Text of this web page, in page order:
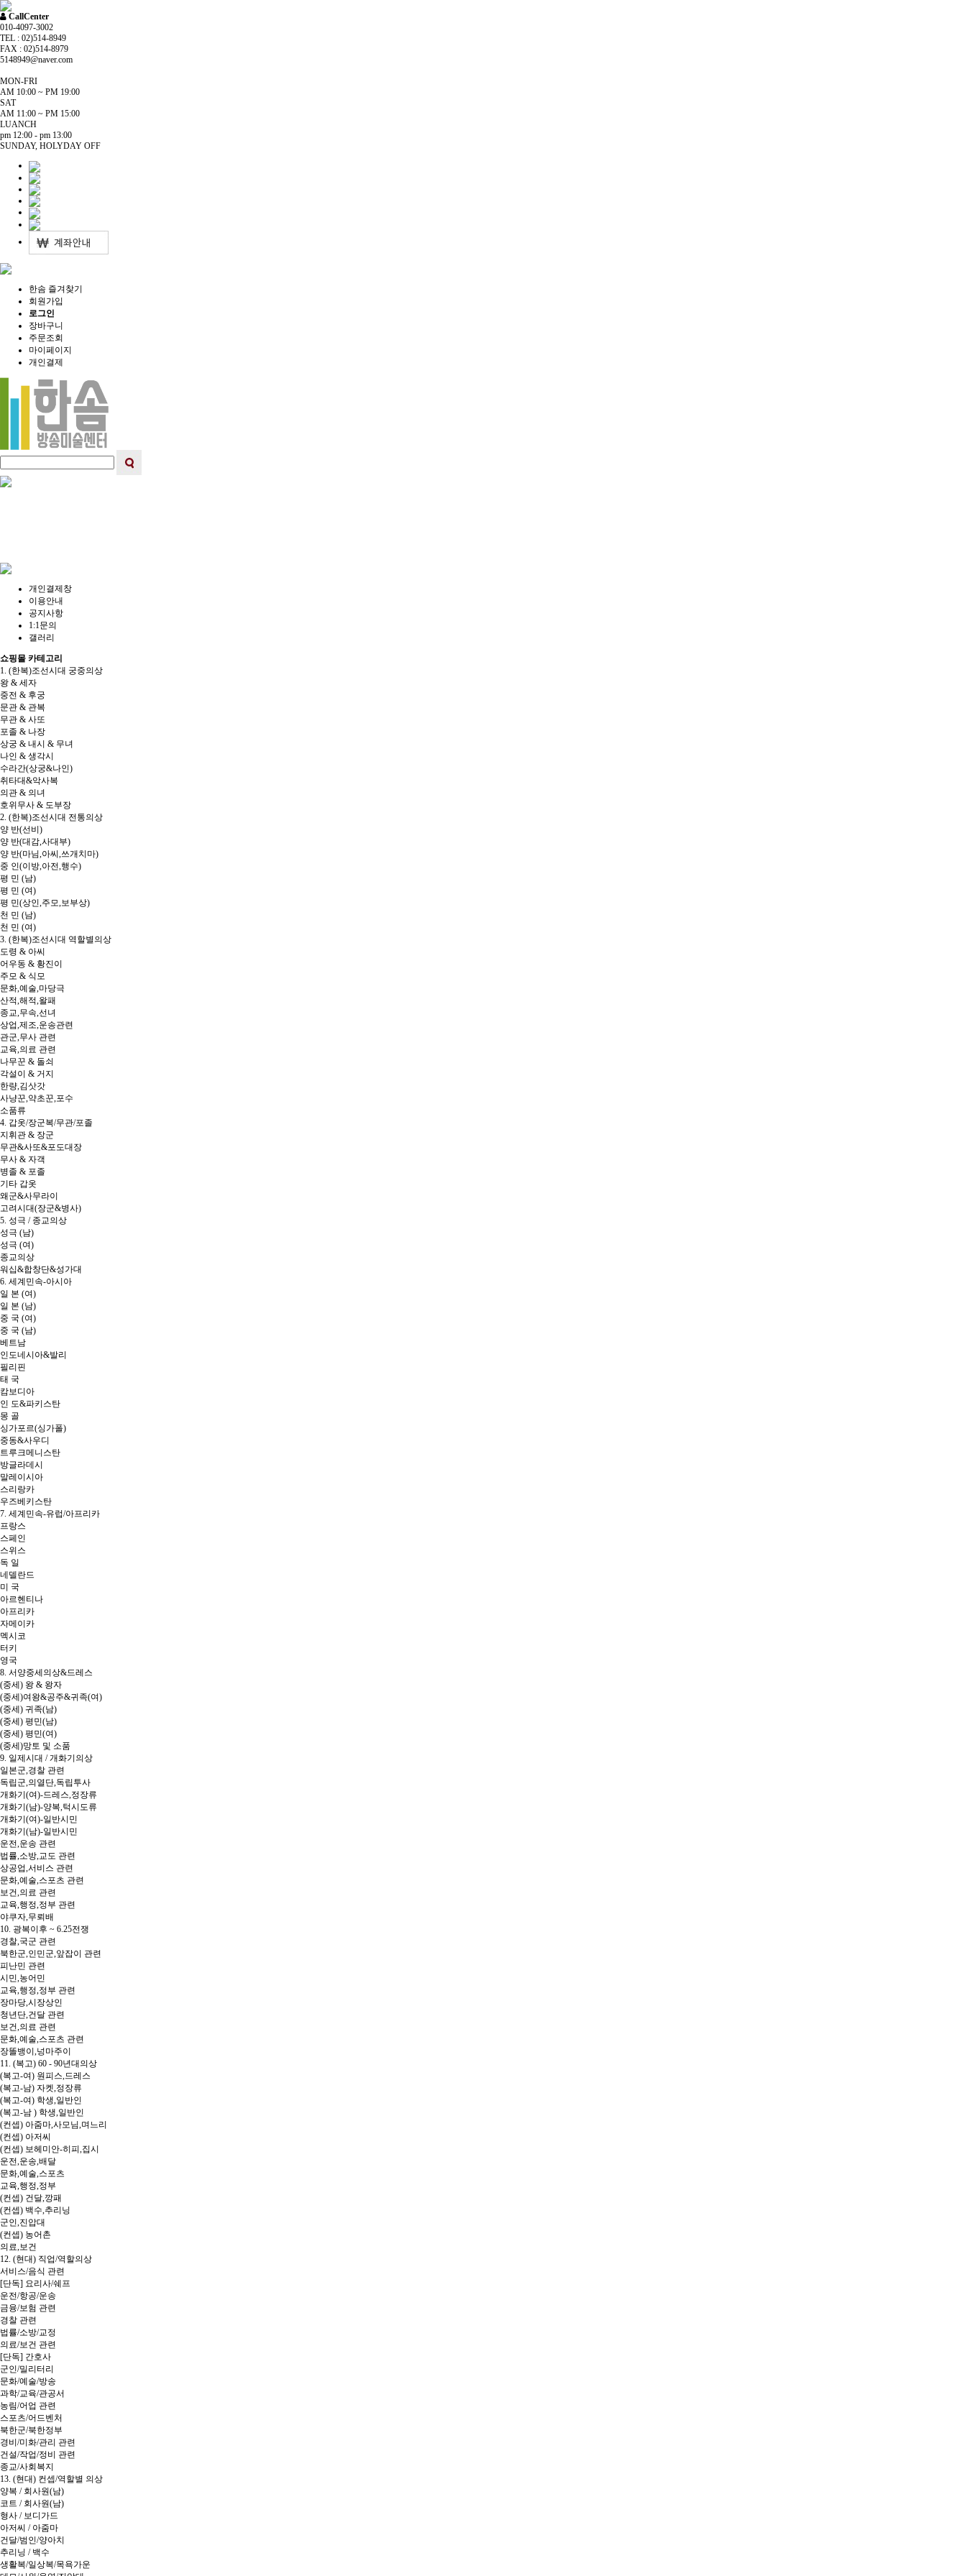
CallCenter
010-4097-3002
TEL : 02)514-8949
FAX : 02)514-8979
5148949@naver.com
MON-FRI
AM 10:00 ~ PM 19:00
SAT
AM 11:00 ~ PM 15:00
LUANCH
pm 12:00 - pm 13:00
SUNDAY, HOLYDAY OFF
한솜 즐겨찾기
회원가입
로그인
장바구니
주문조회
마이페이지
개인결제
개인결제창
이용안내
공지사항
1:1문의
갤러리
쇼핑몰 카테고리
1. (한복)조선시대 궁중의상
왕 & 세자
중전 & 후궁
문관 & 관복
무관 & 사또
포졸 & 나장
상궁 & 내시 & 무녀
나인 & 생각시
수라간(상궁&나인)
취타대&악사복
의관 & 의녀
호위무사 & 도부장
2. (한복)조선시대 전통의상
양 반(선비)
양 반(대감,사대부)
양 반(마님,아씨,쓰개치마)
중 인(이방,아전,행수)
평 민 (남)
평 민 (여)
평 민(상인,주모,보부상)
천 민 (남)
천 민 (여)
3. (한복)조선시대 역할별의상
도령 & 아씨
어우동 & 황진이
주모 & 식모
문화,예술,마당극
산적,해적,왈패
종교,무속,선녀
상업,제조,운송관련
관군,무사 관련
교육,의료 관련
나무꾼 & 돌쇠
각설이 & 거지
한량,김삿갓
사냥꾼,약초꾼,포수
소품류
4. 갑옷/장군복/무관/포졸
지휘관 & 장군
무관&사또&포도대장
무사 & 자객
병졸 & 포졸
기타 갑옷
왜군&사무라이
고려시대(장군&병사)
5. 성극 / 종교의상
성극 (남)
성극 (여)
종교의상
워십&합창단&성가대
6. 세계민속-아시아
일 본 (여)
일 본 (남)
중 국 (여)
중 국 (남)
베트남
인도네시아&발리
필리핀
태 국
캄보디아
인 도&파키스탄
몽 골
싱가포르(싱가폴)
중동&사우디
트루크메니스탄
방글라데시
말레이시아
스리랑카
우즈베키스탄
7. 세계민속-유럽/아프리카
프랑스
스페인
스위스
독 일
네델란드
미 국
아르헨티나
아프리카
자메이카
멕시코
터키
영국
8. 서양중세의상&드레스
(중세) 왕 & 왕자
(중세)여왕&공주&귀족(여)
(중세) 귀족(남)
(중세) 평민(남)
(중세) 평민(여)
(중세)망토 및 소품
9. 일제시대 / 개화기의상
일본군,경찰 관련
독립군,의열단,독립투사
개화기(여)-드레스,정장류
개화기(남)-양복,턱시도류
개화기(여)-일반시민
개화기(남)-일반시민
운전,운송 관련
법률,소방,교도 관련
상공업,서비스 관련
문화,예술,스포츠 관련
보건,의료 관련
교육,행정,정부 관련
야쿠자,무뢰배
10. 광복이후 ~ 6.25전쟁
경찰,국군 관련
북한군,인민군,앞잡이 관련
피난민 관련
시민,농어민
교육,행정,정부 관련
장마당,시장상인
청년단,건달 관련
보건,의료 관련
문화,예술,스포츠 관련
장똘뱅이,넝마주이
11. (복고) 60 - 90년대의상
(복고-여) 원피스,드레스
(복고-남) 자켓,정장류
(복고-여) 학생,일반인
(복고-남 ) 학생,일반인
(컨셉) 아줌마,사모님,며느리
(컨셉) 아저씨
(컨셉) 보헤미안-히피,집시
운전,운송,배달
문화,예술,스포츠
교육,행정,정부
(컨셉) 건달,깡패
(컨셉) 백수,추리닝
군인,진압대
(컨셉) 농어촌
의료,보건
12. (현대) 직업/역할의상
서비스/음식 관련
[단독] 요리사/쉐프
운전/항공/운송
금융/보험 관련
경찰 관련
법률/소방/교정
의료/보건 관련
[단독] 간호사
군인/밀리터리
문화/예술/방송
과학/교육/관공서
농림/어업 관련
스포츠/어드벤처
북한군/북한정부
경비/미화/관리 관련
건설/작업/정비 관련
종교/사회복지
13. (현대) 컨셉/역할별 의상
양복 / 회사원(남)
코트 / 회사원(남)
형사 / 보디가드
아저씨 / 아줌마
건달/범인/양아치
추리닝 / 백수
생활복/일상복/목욕가운